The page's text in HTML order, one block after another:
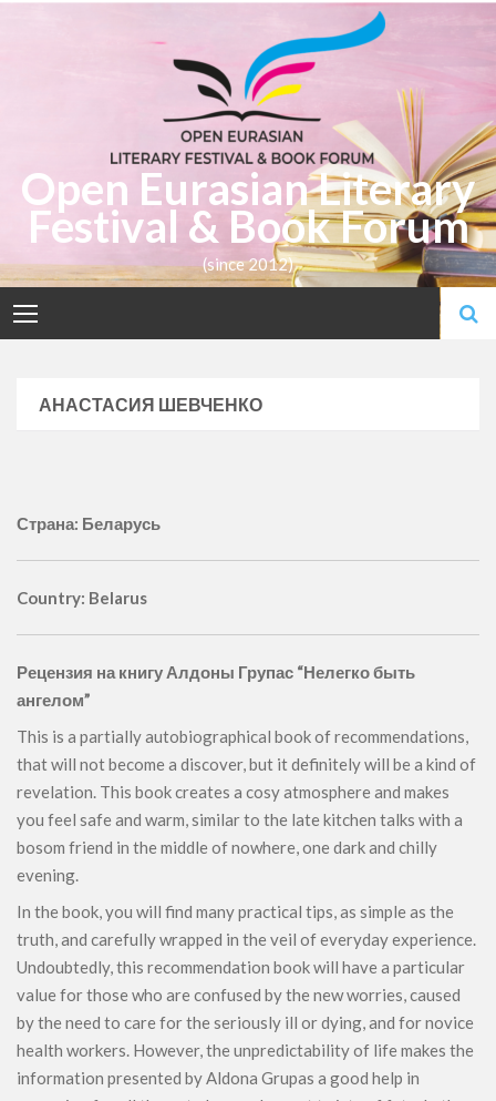
Open Eurasian Literary
Festival & Book Forum
(since 2012)
АНАСТАСИЯ ШЕВЧЕНКО
Страна: Беларусь
Country: Belarus
Рецензия на книгу Алдоны Групас “Нелегко быть
ангелом”
This is a partially autobiographical book of recommendations,
that will not become a discover, but it definitely will be a kind of
revelation. This book creates a cosy atmosphere and makes
you feel safe and warm, similar to the late kitchen talks with a
bosom friend in the middle of nowhere, one dark and chilly
evening.
In the book, you will find many practical tips, as simple as the
truth, and carefully wrapped in the veil of everyday experience.
Undoubtedly, this recommendation book will have a particular
value for those who are confused by the new worries, caused
by the need to care for the seriously ill or dying, and for novice
health workers. However, the unpredictability of life makes the
information presented by Aldona Grupas a good help in